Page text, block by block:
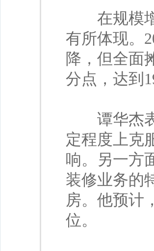
在规模增
有所体现。
降，但全面
分点，达到
谭华杰表
定程度上克
响。另一方
装修业务的
房。他预计
位。